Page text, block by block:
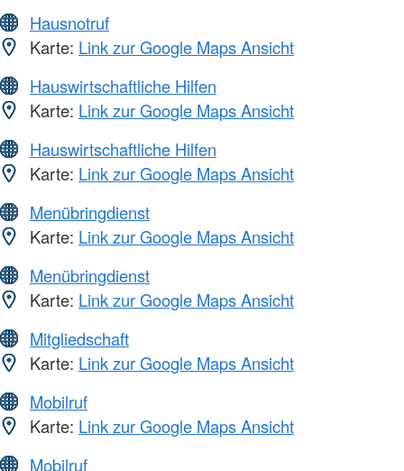
Hausnotruf
Karte: Link zur Google Maps Ansicht
Hauswirtschaftliche Hilfen
Karte: Link zur Google Maps Ansicht
Hauswirtschaftliche Hilfen
Karte: Link zur Google Maps Ansicht
Menübringdienst
Karte: Link zur Google Maps Ansicht
Menübringdienst
Karte: Link zur Google Maps Ansicht
Mitgliedschaft
Karte: Link zur Google Maps Ansicht
Mobilruf
Karte: Link zur Google Maps Ansicht
Mobilruf